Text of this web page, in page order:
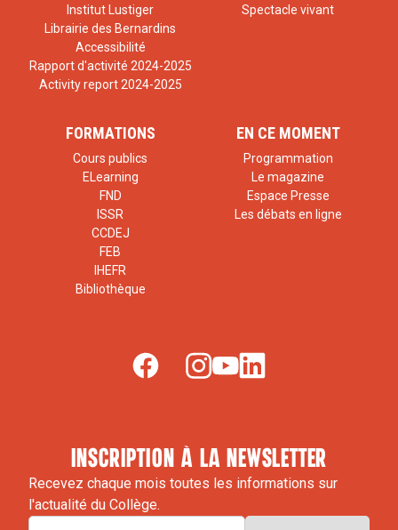
Institut Lustiger
Librairie des Bernardins
Accessibilité
Rapport d'activité 2024-2025
Activity report 2024-2025
Spectacle vivant
FORMATIONS
Cours publics
ELearning
FND
ISSR
CCDEJ
FEB
IHEFR
Bibliothèque
EN CE MOMENT
Programmation
Le magazine
Espace Presse
Les débats en ligne
inscription à la newsletter
Recevez chaque mois toutes les informations sur
l'actualité du Collège.